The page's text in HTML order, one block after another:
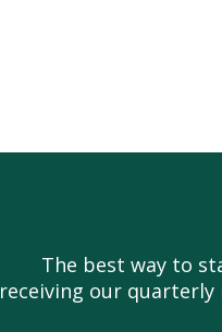
The best way to
receiving our